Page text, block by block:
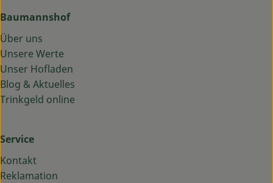
Baumannshof
Über uns
Unsere Werte
Unser Hofladen
Blog & Aktuelles
Trinkgeld online
Service
Kontakt
Reklamation